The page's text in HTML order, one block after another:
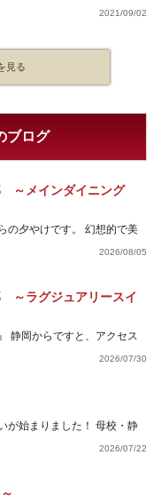
2021/09/02
見る
ブログ
～メインダイニング
の夕やけです。 幻想的で美
2026/08/05
～ラグジュアリースイ
静岡からですと、アクセス
2026/07/30
が始まりました！ 母校・静
2026/07/22